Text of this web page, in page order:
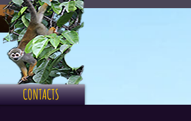
CONTACTS